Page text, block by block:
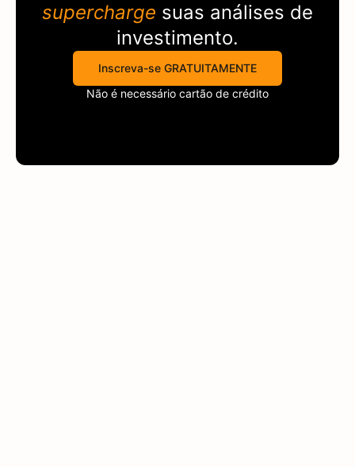
supercharge suas análises de
investimento.
Inscreva-se GRATUITAMENTE
Não é necessário cartão de crédito